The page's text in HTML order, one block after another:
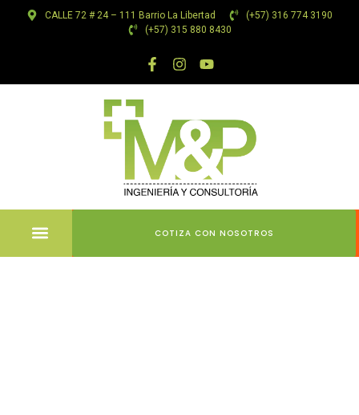
CALLE 72 # 24 – 111 Barrio La Libertad
(+57) 316 774 3190
(+57) 315 880 8430
COTIZA CON NOSOTROS